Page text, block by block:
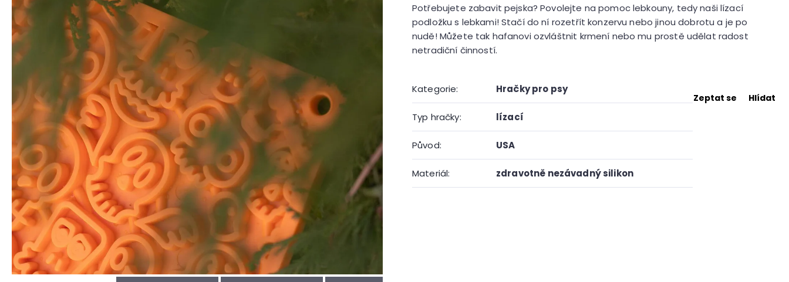
Potřebujete zabavit pejska? Povolejte na pomoc lebkouny, tedy naši lízací
podložku s lebkami! Stačí do ní rozetřít konzervu nebo jinou dobrotu a je po
nudě! Můžete tak hafanovi ozvláštnit krmení nebo mu prostě udělat radost
netradiční činností.
Kategorie: Hračky pro psy
Typ hračky: lízací
Původ: USA
Materiál: zdravotně nezávadný silikon
Zeptat se Hlídat